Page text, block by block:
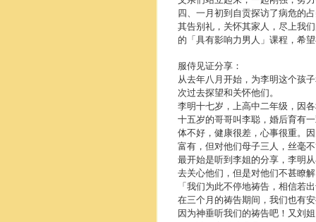
四、一月初到自贡探访了病危的
其告别礼，关怀其家人，尽上我
的「具有影响力男人」课程，希
服侍见证分享：
从去年八月开始，为李明这个孩
次过去探望和关怀他们。
李明十七岁，上高中二年级，因
十五岁的哥哥叫李聪，婚后育有
体不好，健康很差，心事很重。
富有，但对他们母子三人，丝毫
最开始是听到李姐的分享，李明
去关心他们，但是对他们不甚瞭
「我们为此不停地祷告，相信若
在三个月的祷告期间，我们也有
因为神垂听我们的祷告吧！又刘